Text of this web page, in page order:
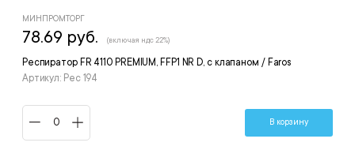
Респиратор FR 4110 PREMIUM, FFP1 NR D, с клапаном / Faros
Артикул: Рес 194
МИНПРОМТОРГ
78.69 руб. (включая ндс 22%)
В корзину